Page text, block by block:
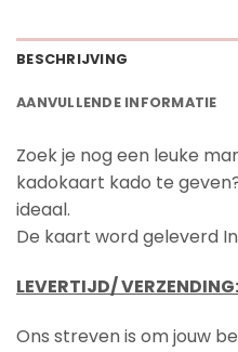
BESCHRIJVING
AANVULLENDE INFORMATIE
Zoek je nog een leuke
kadokaart kado te
ideaal.
De kaart word geleverd
LEVERTIJD/ VERZENDING:
Ons streven is om jouw